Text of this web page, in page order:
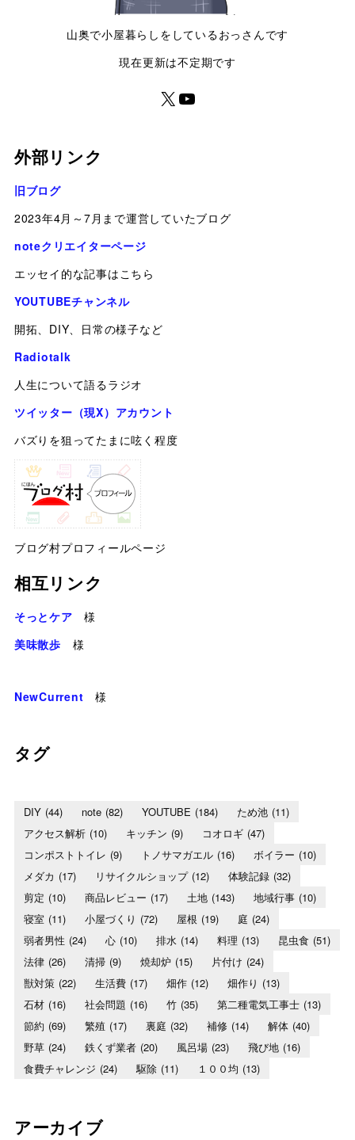
山奥で小屋暮らしをしているおっさんです
現在更新は不定期です
外部リンク
旧ブログ
2023年4月～7月まで運営していたブログ
noteクリエイターページ
エッセイ的な記事はこちら
YOUTUBEチャンネル
開拓、DIY、日常の様子など
Radiotalk
人生について語るラジオ
ツイッター（現X）アカウント
バズりを狙ってたまに呟く程度
ブログ村プロフィールページ
相互リンク
そっとケア 様
美味散歩 様
NewCurrent 様
タグ
DIY (44) note (82) YOUTUBE (184) ため池 (11)
アクセス解析 (10) キッチン (9) コオロギ (47)
コンポストトイレ (9) トノサマガエル (16) ボイラー (10)
メダカ (17) リサイクルショップ (12) 体験記録 (32)
剪定 (10) 商品レビュー (17) 土地 (143) 地域行事 (10)
寝室 (11) 小屋づくり (72) 屋根 (19) 庭 (24)
弱者男性 (24) 心 (10) 排水 (14) 料理 (13) 昆虫食 (51)
法律 (26) 清掃 (9) 焼却炉 (15) 片付け (24)
獣対策 (22) 生活費 (17) 畑作 (12) 畑作り (13)
石材 (16) 社会問題 (16) 竹 (35) 第二種電気工事士 (13)
節約 (69) 繁殖 (17) 裏庭 (32) 補修 (14) 解体 (40)
野草 (24) 鉄くず業者 (20) 風呂場 (23) 飛び地 (16)
食費チャレンジ (24) 駆除 (11) １００均 (13)
アーカイブ